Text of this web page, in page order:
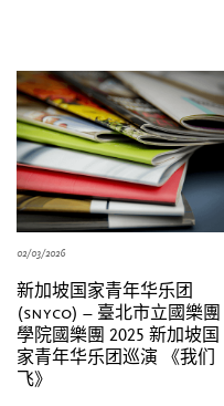
02/03/2026
新加坡国家青年华乐团
(snyco) – 臺北市立國樂團
學院國樂團 2025 新加坡国
家青年华乐团巡演 《我们
飞》